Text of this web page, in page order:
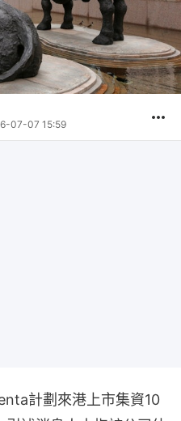
07-07 15:59
計劃來港上市集資10